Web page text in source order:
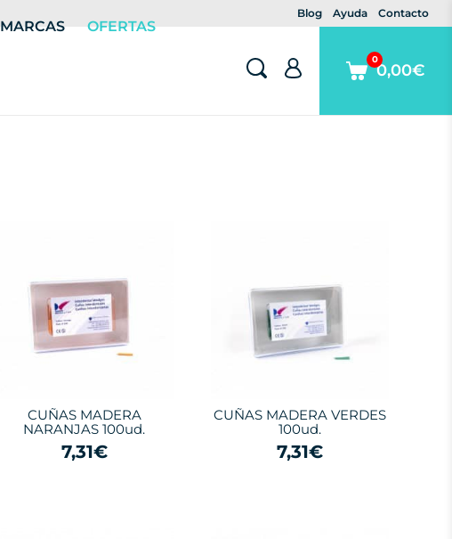
Blog Ayuda Contacto
MARCAS OFERTAS
0,00€
0
CUÑAS MADERA
NARANJAS 100ud.
7,31€
CUÑAS MADERA VERDES
100ud.
7,31€